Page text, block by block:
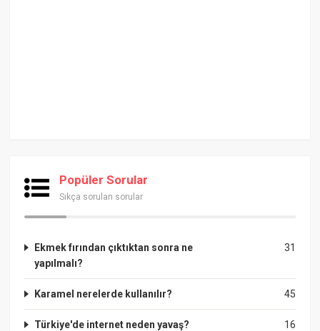
Popüler Sorular
Sıkça sorulan sorular
31
Ekmek fırından çıktıktan sonra ne
yapılmalı?
45
Karamel nerelerde kullanılır?
16
Türkiye'de internet neden yavaş?